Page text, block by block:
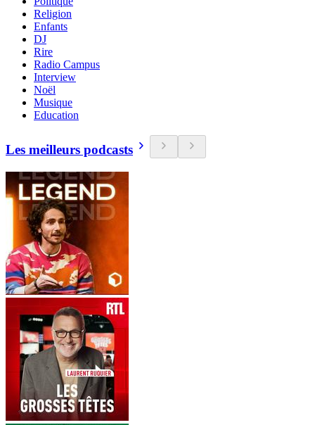
Religion
Enfants
DJ
Rire
Radio Campus
Interview
Noël
Musique
Education
Les meilleurs podcasts